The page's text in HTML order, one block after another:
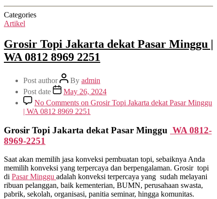
Categories
Artikel
Grosir Topi Jakarta dekat Pasar Minggu |
WA 0812 8969 2251
Post author By admin
Post date
May 26, 2024
No Comments on Grosir Topi Jakarta dekat Pasar Minggu
| WA 0812 8969 2251
Grosir Topi Jakarta dekat Pasar Minggu WA 0812-
8969-2251
Saat akan memilih jasa konveksi pembuatan topi, sebaiknya Anda
memilih konveksi yang terpercaya dan berpengalaman. Grosir topi
di Pasar Minggu adalah konveksi terpercaya yang sudah melayani
ribuan pelanggan, baik kementerian, BUMN, perusahaan swasta,
pabrik, sekolah, organisasi, panitia seminar, hingga komunitas.